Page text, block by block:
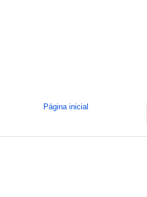
Página inicial